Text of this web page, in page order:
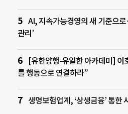
AI, 지속가능경영의 새 기준으
관리’
[유한양행-유일한 아카데미] 이
를 행동으로 연결하라”
생명보험업계, ‘상생금융’ 통한